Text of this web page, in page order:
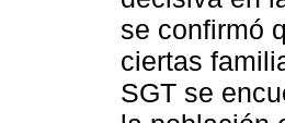
se confirmó
ciertas
SGT se